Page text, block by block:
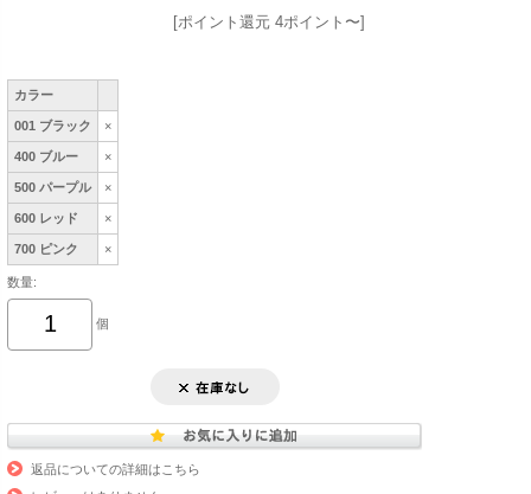
[ポイント還元 4ポイント〜]
カラー
001 ブラック ×
400 ブルー ×
500 パープル ×
600 レッド ×
700 ピンク ×
数量:
個
返品についての詳細はこちら